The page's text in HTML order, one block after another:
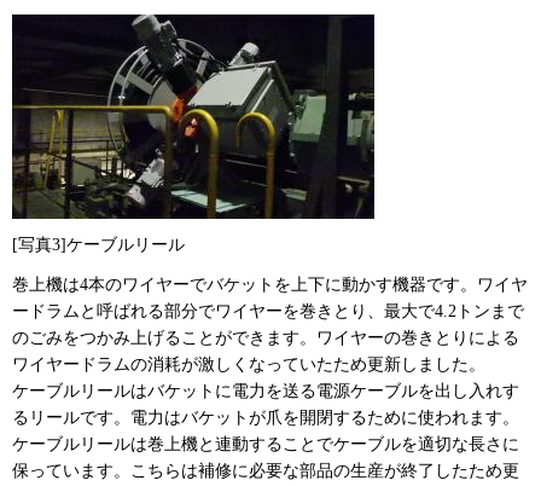
[写真3]ケーブルリール
巻上機は4本のワイヤーでバケットを上下に動かす機器です。ワイヤ
ードラムと呼ばれる部分でワイヤーを巻きとり、最大で4.2トンまで
のごみをつかみ上げることができます。ワイヤーの巻きとりによる
ワイヤードラムの消耗が激しくなっていたため更新しました。
ケーブルリールはバケットに電力を送る電源ケーブルを出し入れす
るリールです。電力はバケットが爪を開閉するために使われます。
ケーブルリールは巻上機と連動することでケーブルを適切な長さに
保っています。こちらは補修に必要な部品の生産が終了したため更